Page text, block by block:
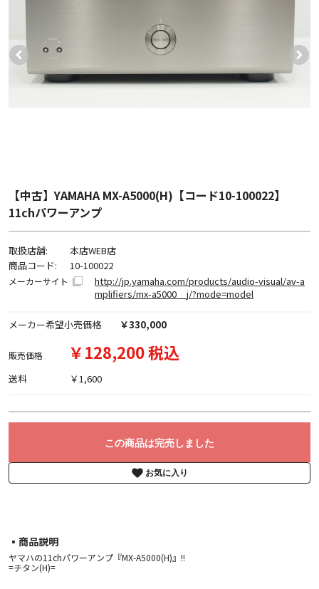
【中古】YAMAHA MX-A5000(H)【コード10-100022】
11chパワーアンプ
取扱店舗:
本店WEB店
商品コード:
10-100022
メーカーサイト
http://jp.yamaha.com/products/audio-visual/av-a
mplifiers/mx-a5000__j/?mode=model
メーカー希望小売価格 ￥330,000
販売価格 ￥128,200 税込
送料 ￥1,600
この商品は完売しました
お気に入り
▪︎商品説明
ヤマハの11chパワーアンプ『MX-A5000(H)』!!
=チタン(H)=